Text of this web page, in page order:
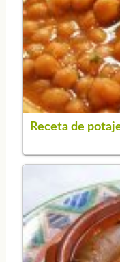
Receta de